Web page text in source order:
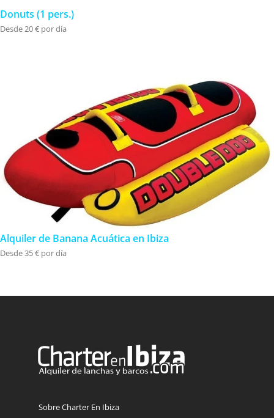
Donuts (1 pers.)
Desde 20 € por día
Alquiler de Banana Acuática en Ibiza
Desde 35 € por día
Sobre Charter En Ibiza